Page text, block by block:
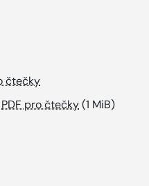
čtečky
PDF pro čtečky(1 MiB)